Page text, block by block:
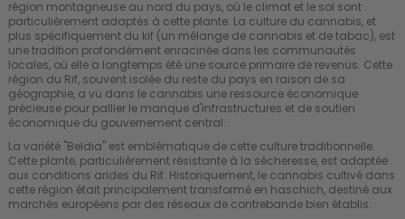
région montagneuse au nord du pays, où le climat et le sol sont
particulièrement adaptés à cette plante. La culture du cannabis, et
plus spécifiquement du kif (un mélange de cannabis et de tabac), est
une tradition profondément enracinée dans les communautés
locales, où elle a longtemps été une source primaire de revenus. Cette
région du Rif, souvent isolée du reste du pays en raison de sa
géographie, a vu dans le cannabis une ressource économique
précieuse pour pallier le manque d'infrastructures et de soutien
économique du gouvernement central.
La variété "Beldia" est emblématique de cette culture traditionnelle.
Cette plante, particulièrement résistante à la sécheresse, est adaptée
aux conditions arides du Rif. Historiquement, le cannabis cultivé dans
cette région était principalement transformé en haschich, destiné aux
marchés européens par des réseaux de contrebande bien établis.